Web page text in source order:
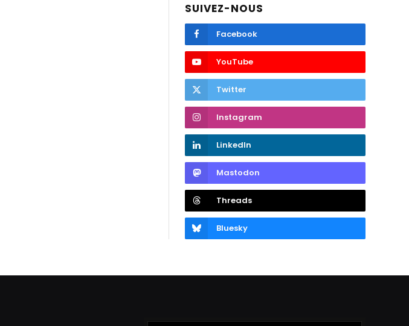
SUIVEZ-NOUS
Facebook
YouTube
Twitter
Instagram
LinkedIn
Mastodon
Threads
Bluesky